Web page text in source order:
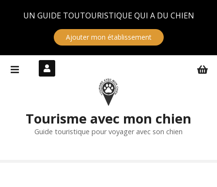
UN GUIDE TOUTOURISTIQUE QUI A DU CHIEN
Ajouter mon établissement
Tourisme avec mon chien
Guide touristique pour voyager avec son chien